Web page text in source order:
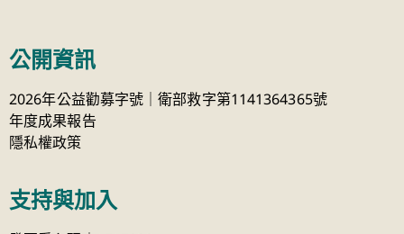
公開資訊
2026年公益勸募字號｜衛部救字第1141364365號
年度成果報告
隱私權政策
支持與加入